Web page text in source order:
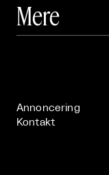
 Art Matter Festival
Mere
Annoncering
Kontakt